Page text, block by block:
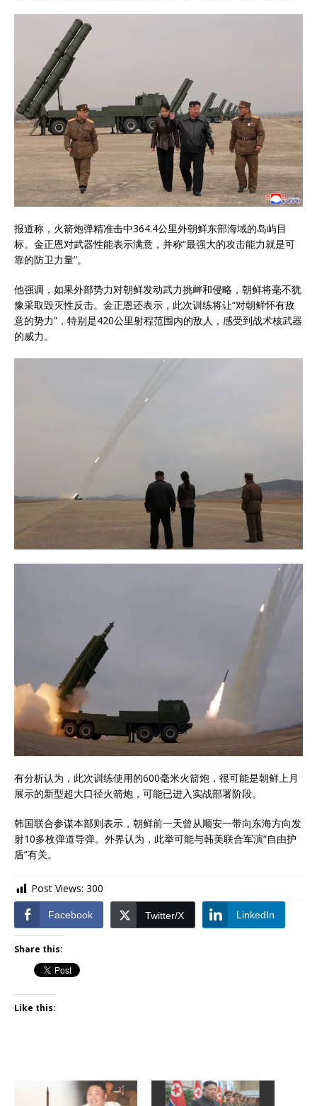
报道称，火箭炮弹精准击中364.4公里外朝鲜东部海域的岛屿目
标。金正恩对武器性能表示满意，并称“最强大的攻击能力就是可
靠的防卫力量”。
他强调，如果外部势力对朝鲜发动武力挑衅和侵略，朝鲜将毫不犹
豫采取毁灭性反击。金正恩还表示，此次训练将让“对朝鲜怀有敌
意的势力”，特别是420公里射程范围内的敌人，感受到战术核武器
的威力。
有分析认为，此次训练使用的600毫米火箭炮，很可能是朝鲜上月
展示的新型超大口径火箭炮，可能已进入实战部署阶段。
韩国联合参谋本部则表示，朝鲜前一天曾从顺安一带向东海方向发
射10多枚弹道导弹。外界认为，此举可能与韩美联合军演“自由护
盾”有关。
Post Views: 300
Facebook Twitter/X LinkedIn
Share this:
Like this: